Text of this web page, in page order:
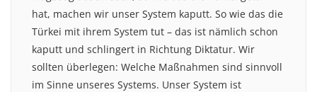
hat, machen wir unser System kaputt. So wie das die
Türkei mit ihrem System tut – das ist nämlich schon
kaputt und schlingert in Richtung Diktatur. Wir
sollten überlegen: Welche Maßnahmen sind sinnvoll
im Sinne unseres Systems. Unser System ist